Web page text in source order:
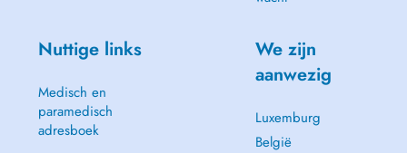
Nuttige links
Medisch en
paramedisch
adresboek
We zijn
aanwezig
Luxemburg
België